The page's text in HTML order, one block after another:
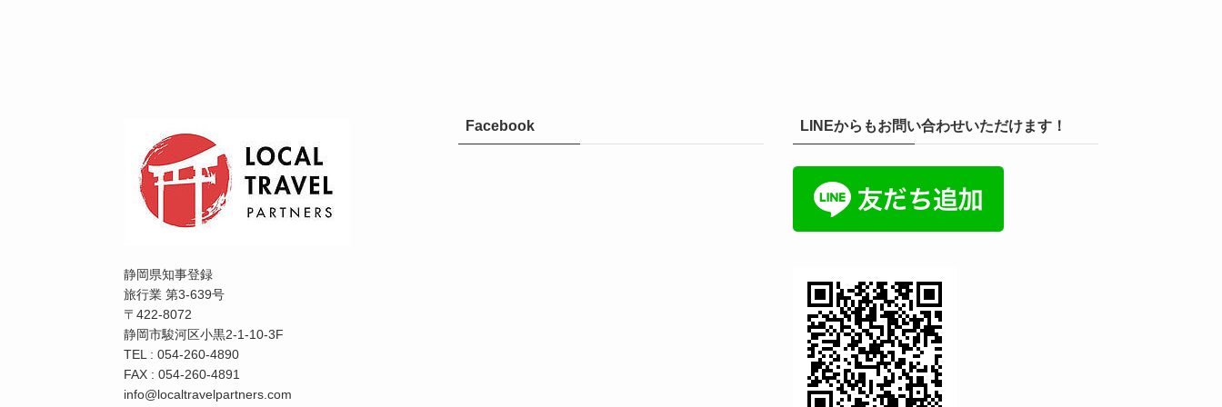
静岡県知事登録
旅行業 第3-639号
〒422-8072
静岡市駿河区小黒2-1-10-3F
TEL : 054-260-4890
FAX : 054-260-4891
info@localtravelpartners.com
Facebook LINEからもお問い合わせいただけます！